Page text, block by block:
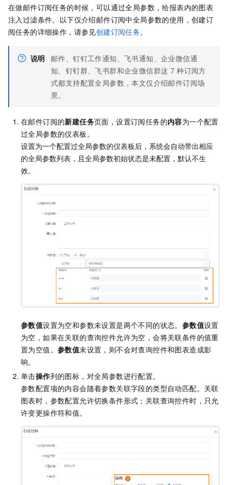
在做邮件订阅任务的时候，可以通过全局参数，给报表内的图表
注入过滤条件。以下仅介绍邮件订阅中全局参数的使用，创建订
阅任务的详细操作，请参见创建订阅任务。
说明
邮件、钉钉工作通知、飞书通知、企业微信通
知、钉钉群、飞书群和企业微信群这 7 种订阅方
式都支持配置全局参数，本文仅介绍邮件订阅场
景。
在邮件订阅的新建任务页面，设置订阅任务的内容为一个配置
过全局参数的仪表板。
设置为一个配置过全局参数的仪表板后，系统会自动带出相应
的全局参数列表，且全局参数初始状态是未配置，默认不生
效。
参数值设置为空和参数未设置是两个不同的状态。 参数值设置
为空，如果在关联的查询控件允许为空，会将关联条件的值重
置为空值。 参数值未设置，则不会对查询控件和图表造成影
响。
单击操作列的图标，对全局参数进行配置。
参数配置项的内容会随着参数关联字段的类型自动匹配。关联
图表时，参数配置允许切换条件形式；关联查询控件时，只允
许变更操作符和值。